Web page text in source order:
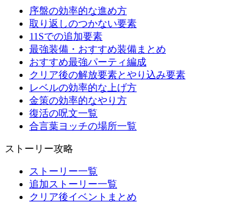
序盤の効率的な進め方
取り返しのつかない要素
11Sでの追加要素
最強装備・おすすめ装備まとめ
おすすめ最強パーティ編成
クリア後の解放要素とやり込み要素
レベルの効率的な上げ方
金策の効率的なやり方
復活の呪文一覧
合言葉ヨッチの場所一覧
ストーリー攻略
ストーリー一覧
追加ストーリー一覧
クリア後イベントまとめ